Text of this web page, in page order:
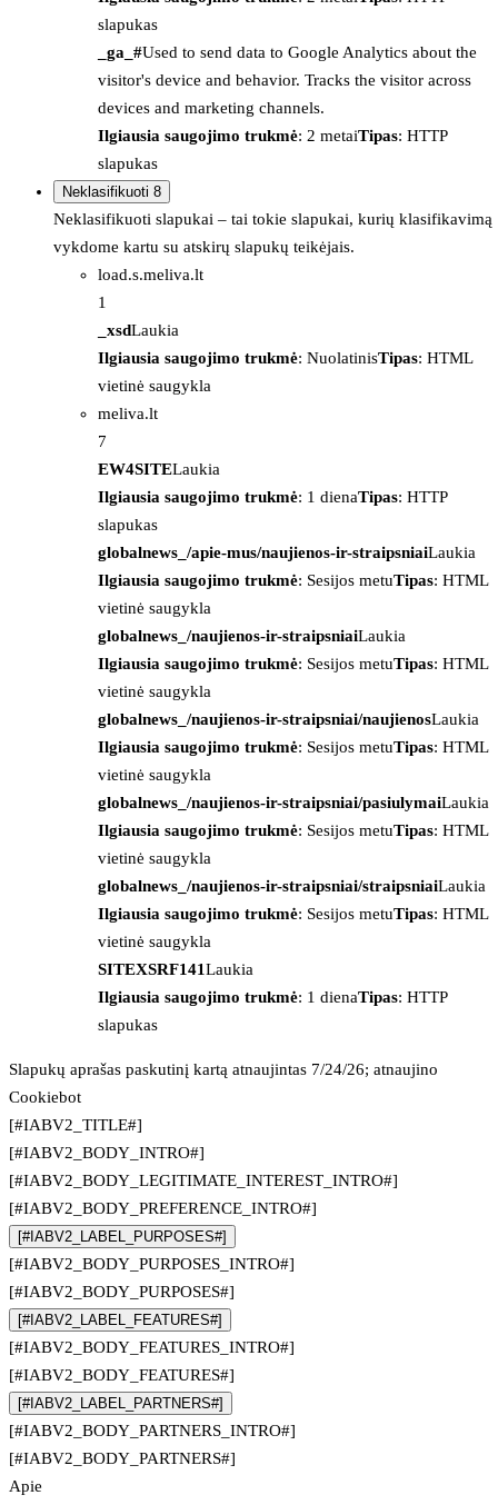
slapukas
_ga_#Used to send data to Google Analytics about the
visitor's device and behavior. Tracks the visitor across
devices and marketing channels.
Ilgiausia saugojimo trukmė: 2 metaiTipas: HTTP
slapukas
Neklasifikuoti 8
Neklasifikuoti slapukai – tai tokie slapukai, kurių klasifikavimą
vykdome kartu su atskirų slapukų teikėjais.
load.s.meliva.lt
1
_xsdLaukia
Ilgiausia saugojimo trukmė: NuolatinisTipas: HTML
vietinė saugykla
meliva.lt
7
EW4SITELaukia
Ilgiausia saugojimo trukmė: 1 dienaTipas: HTTP
slapukas
globalnews_/apie-mus/naujienos-ir-straipsniaiLaukia
Ilgiausia saugojimo trukmė: Sesijos metuTipas: HTML
vietinė saugykla
globalnews_/naujienos-ir-straipsniaiLaukia
Ilgiausia saugojimo trukmė: Sesijos metuTipas: HTML
vietinė saugykla
globalnews_/naujienos-ir-straipsniai/naujienosLaukia
Ilgiausia saugojimo trukmė: Sesijos metuTipas: HTML
vietinė saugykla
globalnews_/naujienos-ir-straipsniai/pasiulymaiLaukia
Ilgiausia saugojimo trukmė: Sesijos metuTipas: HTML
vietinė saugykla
globalnews_/naujienos-ir-straipsniai/straipsniaiLaukia
Ilgiausia saugojimo trukmė: Sesijos metuTipas: HTML
vietinė saugykla
SITEXSRF141Laukia
Ilgiausia saugojimo trukmė: 1 dienaTipas: HTTP
slapukas
Slapukų aprašas paskutinį kartą atnaujintas 7/24/26; atnaujino
Cookiebot
[#IABV2_TITLE#]
[#IABV2_BODY_INTRO#]
[#IABV2_BODY_LEGITIMATE_INTEREST_INTRO#]
[#IABV2_BODY_PREFERENCE_INTRO#]
[#IABV2_LABEL_PURPOSES#]
[#IABV2_BODY_PURPOSES_INTRO#]
[#IABV2_BODY_PURPOSES#]
[#IABV2_LABEL_FEATURES#]
[#IABV2_BODY_FEATURES_INTRO#]
[#IABV2_BODY_FEATURES#]
[#IABV2_LABEL_PARTNERS#]
[#IABV2_BODY_PARTNERS_INTRO#]
[#IABV2_BODY_PARTNERS#]
Apie